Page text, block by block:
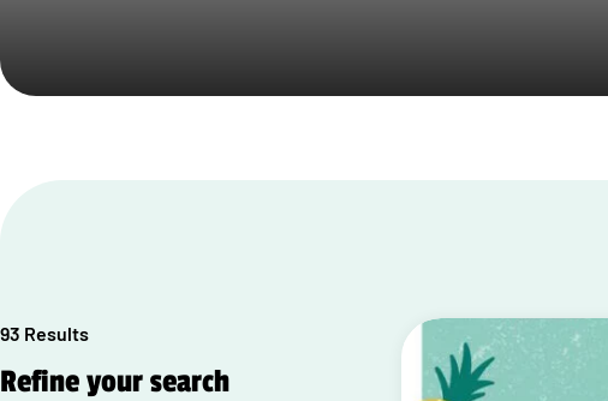
93 Results
Refine your search